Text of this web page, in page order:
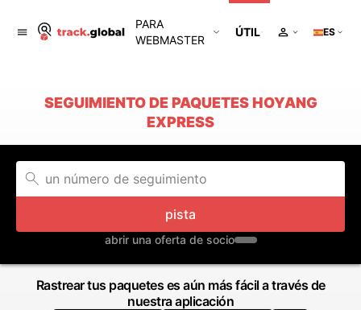
PARA
WEBMASTER
ÚTIL ES
SEGUIMIENTO DE PAQUETES HOYANG
EXPRESS
pista
abrir una oferta de socio
Rastrear tus paquetes es aún más fácil a través de
nuestra aplicación